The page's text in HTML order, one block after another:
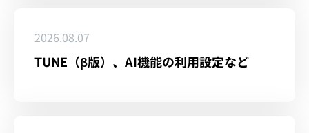
2026.08.07
TUNE（β版）、AI機能の利用設定など